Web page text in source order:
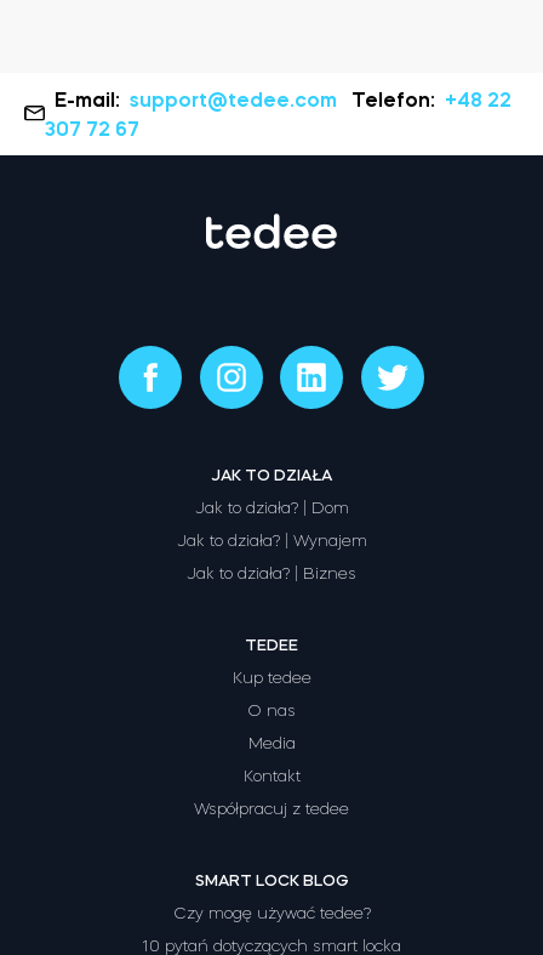
E-mail: support@tedee.com Telefon: +48 22
307 72 67
JAK TO DZIAŁA
Jak to działa? | Dom
Jak to działa? | Wynajem
Jak to działa? | Biznes
TEDEE
Kup tedee
O nas
Media
Kontakt
Współpracuj z tedee
SMART LOCK BLOG
Czy mogę używać tedee?
10 pytań dotyczących smart locka